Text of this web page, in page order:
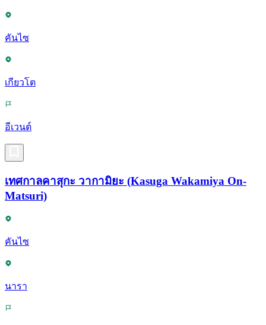
คันไซ
เกียวโต
อีเวนต์
เทศกาลคาสุกะ วากามิยะ (Kasuga Wakamiya On-
Matsuri)
คันไซ
นารา